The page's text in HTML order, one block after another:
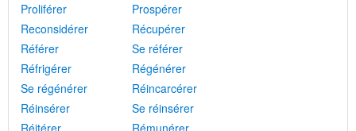
Proliférer
Prospérer
Reconsidérer
Récupérer
Référer
Se référer
Réfrigérer
Régénérer
Se régénérer
Réincarcérer
Réinsérer
Se réinsérer
Réitérer
Rémunérer